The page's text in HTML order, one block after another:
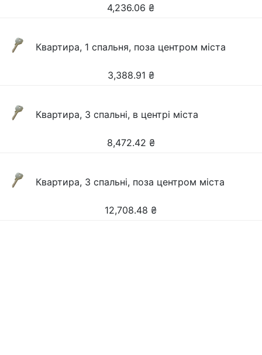
4,236.06 ₴
Квартира, 1 спальня, поза центром міста
3,388.91 ₴
Квартира, 3 спальні, в центрі міста
8,472.42 ₴
Квартира, 3 спальні, поза центром міста
12,708.48 ₴